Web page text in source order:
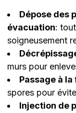
Dépose des
évacuation:
soigneusement
murs pour
Passage à
spores pour
Injection de